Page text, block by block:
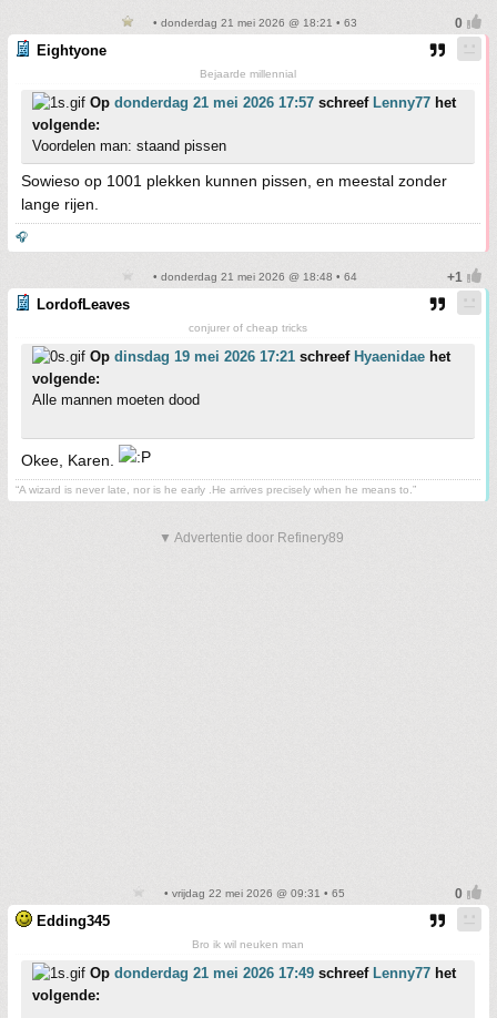
• donderdag 21 mei 2026 @ 18:21 • 63
Eightyone
Bejaarde millennial
Op donderdag 21 mei 2026 17:57 schreef Lenny77 het
volgende:
Voordelen man: staand pissen
Sowieso op 1001 plekken kunnen pissen, en meestal zonder
lange rijen.
🎧
• donderdag 21 mei 2026 @ 18:48 • 64
LordofLeaves
conjurer of cheap tricks
Op dinsdag 19 mei 2026 17:21 schreef Hyaenidae het
volgende:
Alle mannen moeten dood
Okee, Karen.
“A wizard is never late, nor is he early .He arrives precisely when he means to.”
▼ Advertentie door Refinery89
• vrijdag 22 mei 2026 @ 09:31 • 65
Edding345
Bro ik wil neuken man
Op donderdag 21 mei 2026 17:49 schreef Lenny77 het
volgende: